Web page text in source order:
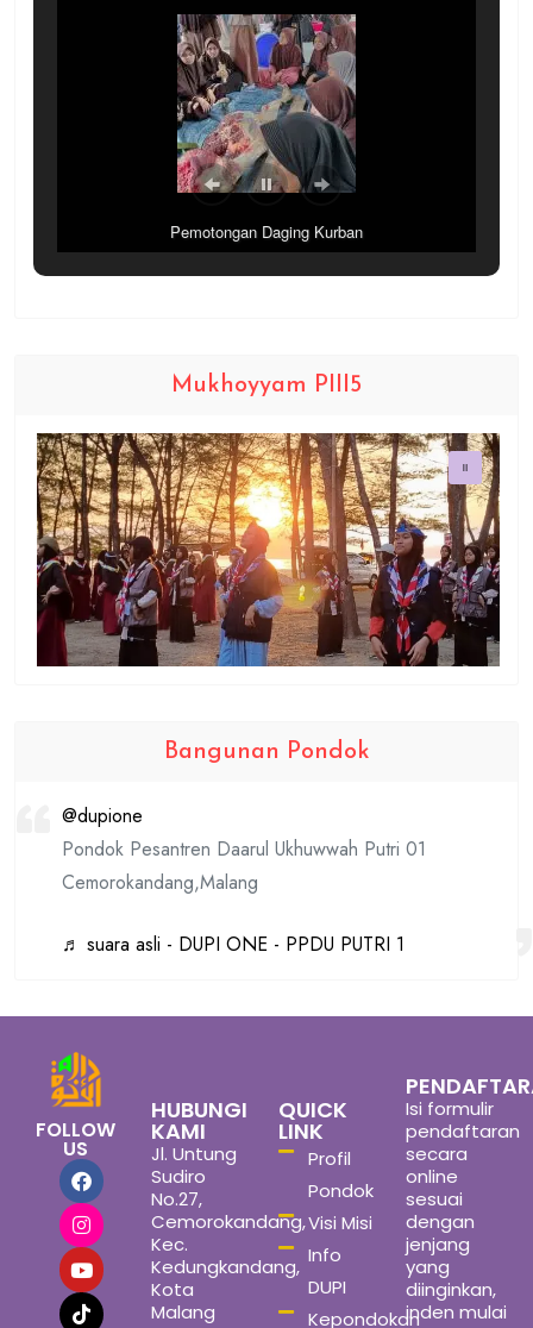
Pemotongan Daging Kurban
Mukhoyyam PIII5
Bangunan Pondok
@dupione
Pondok Pesantren Daarul Ukhuwwah Putri 01
Cemorokandang,Malang
♬ suara asli - DUPI ONE - PPDU PUTRI 1
FOLLOW
US
HUBUNGI
KAMI
Jl. Untung
Sudiro
No.27,
Cemorokandang,
Kec.
Kedungkandang,
Kota
Malang
QUICK
LINK
Profil
Pondok
Visi Misi
Info
DUPI
Kepondokan
Isi formulir
pendaftaran
secara
online
sesuai
dengan
jenjang
yang
diinginkan,
inden mulai